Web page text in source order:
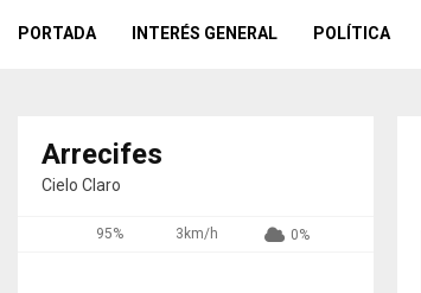
PORTADA INTERÉS GENERAL POLÍTICA
Arrecifes
Cielo Claro
95% 3km/h 0%